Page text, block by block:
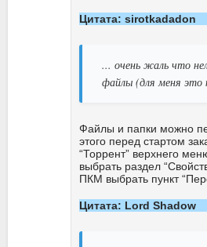
Цитата: sirotkadadon
... очень жаль что
файлы (для меня это
Файлы и папки можно
этого перед стартом
“Торрент” верхнего
выбрать раздел
ПКМ выбрать пункт
Цитата: Lord Shadow